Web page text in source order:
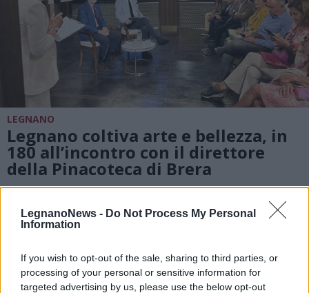
LegnanoNews - Do Not Process My Personal
Information
If you wish to opt-out of the sale, sharing to third parties, or
processing of your personal or sensitive information for
targeted advertising by us, please use the below opt-out
LEGNANO
Legnano coltiva arte e bellezza, in
180 all’incontro con il direttore
della Pinacoteca di Brera
bellezza salverà il mondo?”